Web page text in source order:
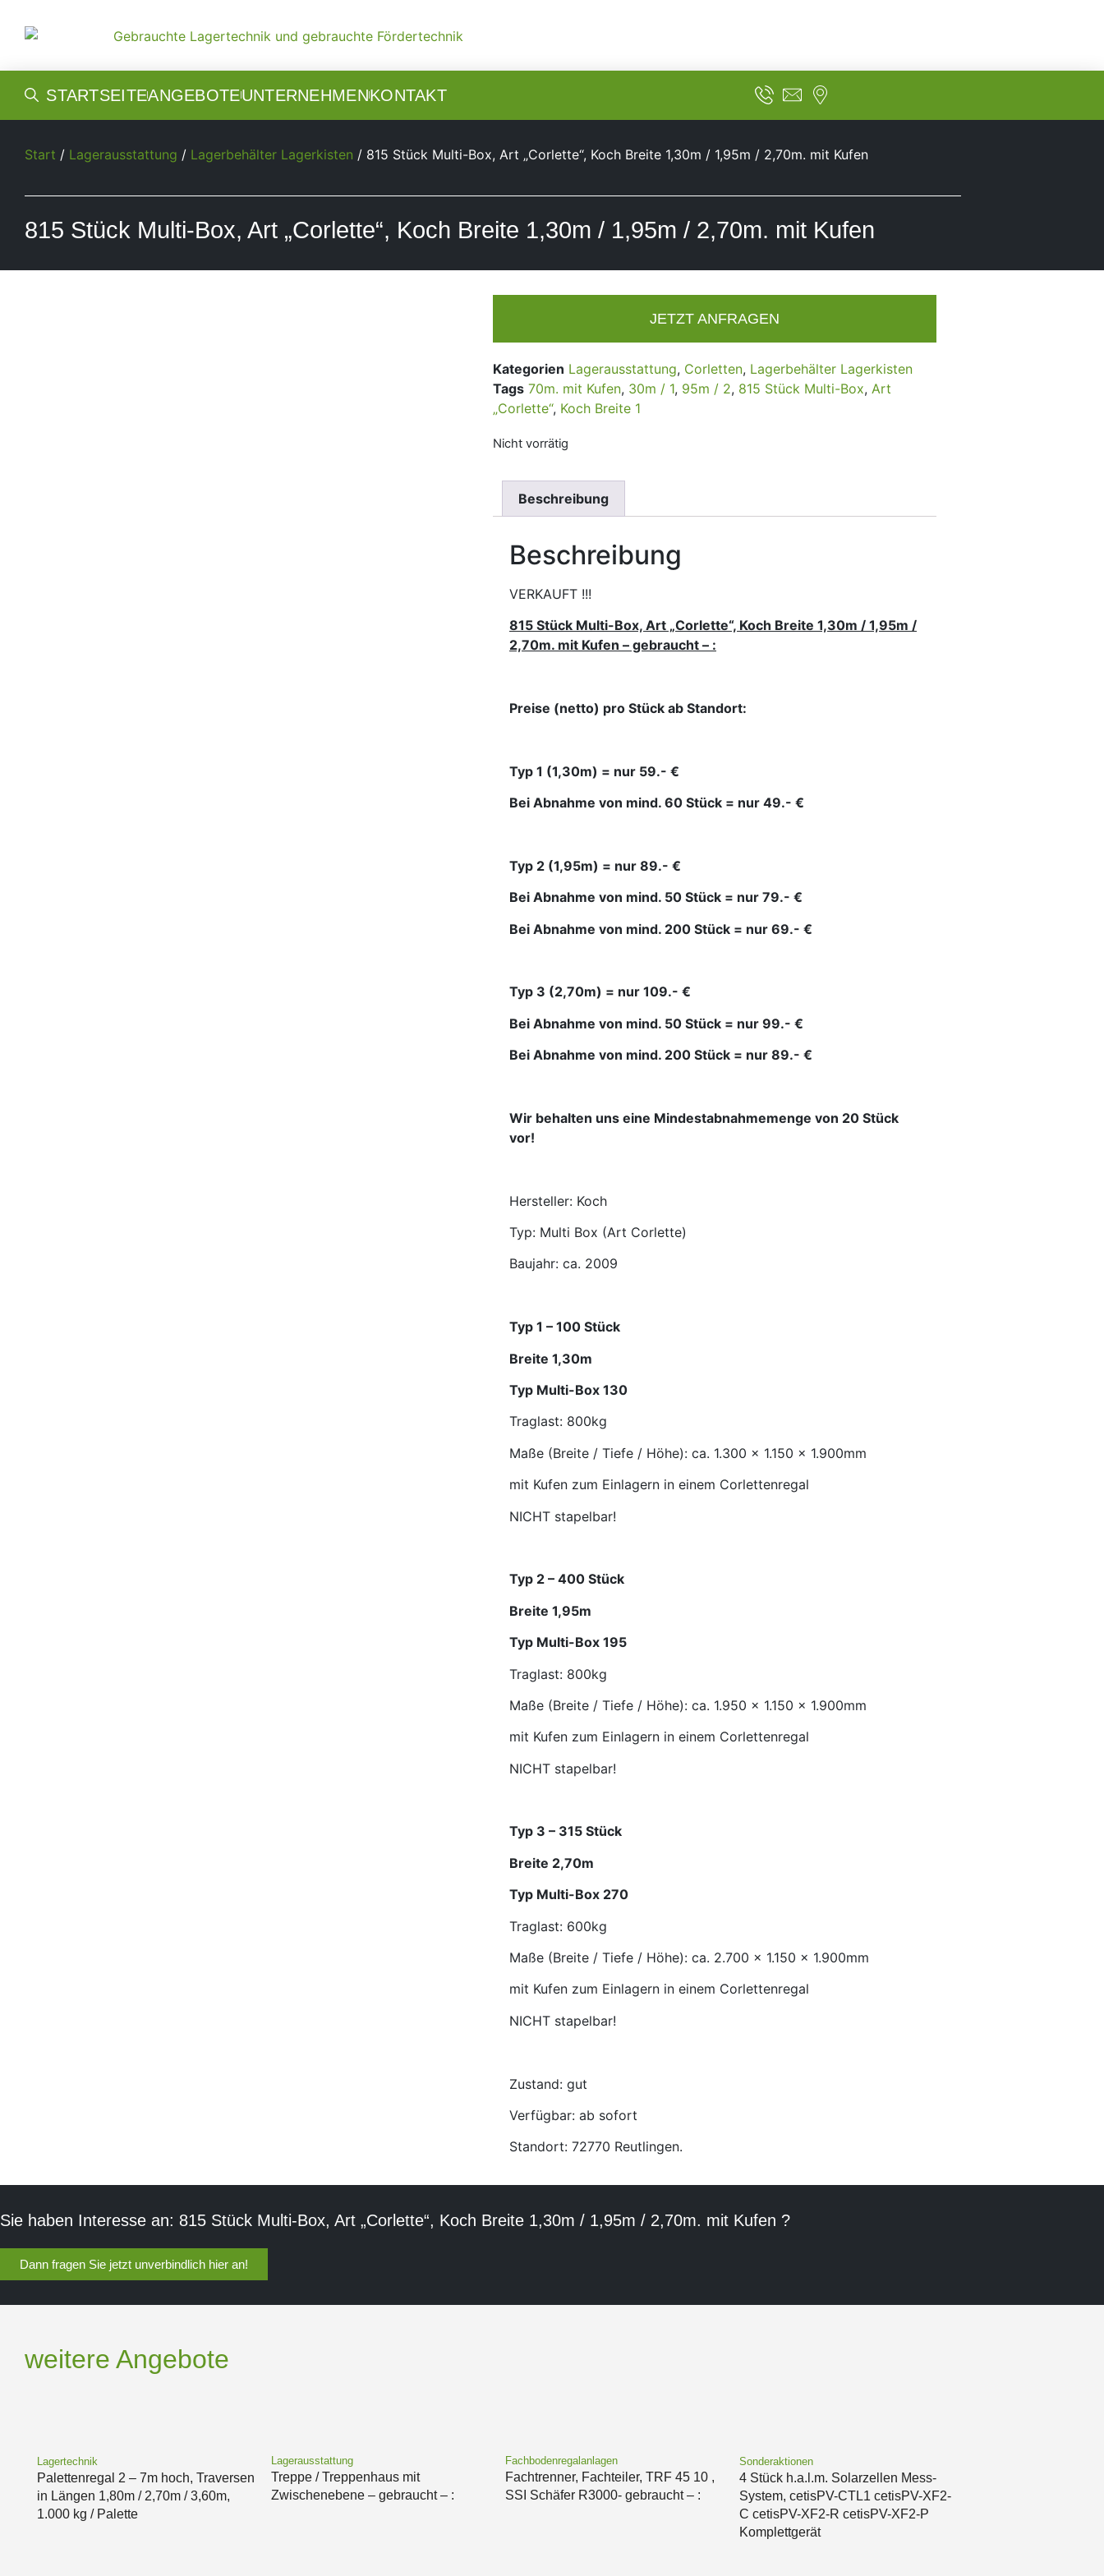
STARTSEITEANGEBOTEUNTERNEHMENKONTAKT
Start / Lagerausstattung / Lagerbehälter Lagerkisten / 815 Stück Multi-Box, Art „Corlette“, Koch Breite 1,30m / 1,95m / 2,70m. mit Kufen
815 Stück Multi-Box, Art „Corlette“, Koch Breite 1,30m / 1,95m / 2,70m. mit Kufen
JETZT ANFRAGEN
Kategorien Lagerausstattung, Corletten, Lagerbehälter Lagerkisten
Tags 70m. mit Kufen, 30m / 1, 95m / 2, 815 Stück Multi-Box, Art
„Corlette“, Koch Breite 1
Nicht vorrätig
Beschreibung
Beschreibung
VERKAUFT !!!
815 Stück Multi-Box, Art „Corlette“, Koch Breite 1,30m / 1,95m /
2,70m. mit Kufen – gebraucht – :
Preise (netto) pro Stück ab Standort:
Typ 1 (1,30m) = nur 59.- €
Bei Abnahme von mind. 60 Stück = nur 49.- €
Typ 2 (1,95m) = nur 89.- €
Bei Abnahme von mind. 50 Stück = nur 79.- €
Bei Abnahme von mind. 200 Stück = nur 69.- €
Typ 3 (2,70m) = nur 109.- €
Bei Abnahme von mind. 50 Stück = nur 99.- €
Bei Abnahme von mind. 200 Stück = nur 89.- €
Wir behalten uns eine Mindestabnahmemenge von 20 Stück
vor!
Hersteller: Koch
Typ: Multi Box (Art Corlette)
Baujahr: ca. 2009
Typ 1 – 100 Stück
Breite 1,30m
Typ Multi-Box 130
Traglast: 800kg
Maße (Breite / Tiefe / Höhe): ca. 1.300 x 1.150 x 1.900mm
mit Kufen zum Einlagern in einem Corlettenregal
NICHT stapelbar!
Typ 2 – 400 Stück
Breite 1,95m
Typ Multi-Box 195
Traglast: 800kg
Maße (Breite / Tiefe / Höhe): ca. 1.950 x 1.150 x 1.900mm
mit Kufen zum Einlagern in einem Corlettenregal
NICHT stapelbar!
Typ 3 – 315 Stück
Breite 2,70m
Typ Multi-Box 270
Traglast: 600kg
Maße (Breite / Tiefe / Höhe): ca. 2.700 x 1.150 x 1.900mm
mit Kufen zum Einlagern in einem Corlettenregal
NICHT stapelbar!
Zustand: gut
Verfügbar: ab sofort
Standort: 72770 Reutlingen.
Sie haben Interesse an: 815 Stück Multi-Box, Art „Corlette“, Koch Breite 1,30m / 1,95m / 2,70m. mit Kufen ?
Dann fragen Sie jetzt unverbindlich hier an!
weitere Angebote
Lagertechnik
Palettenregal 2 – 7m hoch, Traversen
in Längen 1,80m / 2,70m / 3,60m,
1.000 kg / Palette
Lagerausstattung
Treppe / Treppenhaus mit
Zwischenebene – gebraucht – :
Fachbodenregalanlagen
Fachtrenner, Fachteiler, TRF 45 10 ,
SSI Schäfer R3000- gebraucht – :
Sonderaktionen
4 Stück h.a.l.m. Solarzellen Mess-
System, cetisPV-CTL1 cetisPV-XF2-
C cetisPV-XF2-R cetisPV-XF2-P
Komplettgerät